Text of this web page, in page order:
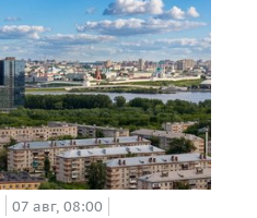
07 авг, 08:00